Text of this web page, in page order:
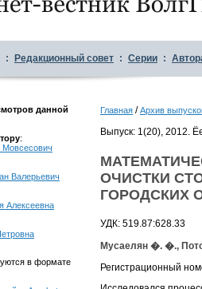
: Редакционный совет : Серии :
данной
:
Мовсесович
Валерьевич
Алексеевна
в формате
Главная /Архив
Выпуск: 1(20), 2012.
ОЧИСТКИ
ГОРОДСКИХ
УДК: 519.87:628.33
Мусаелян �. �.,
Регистрационный